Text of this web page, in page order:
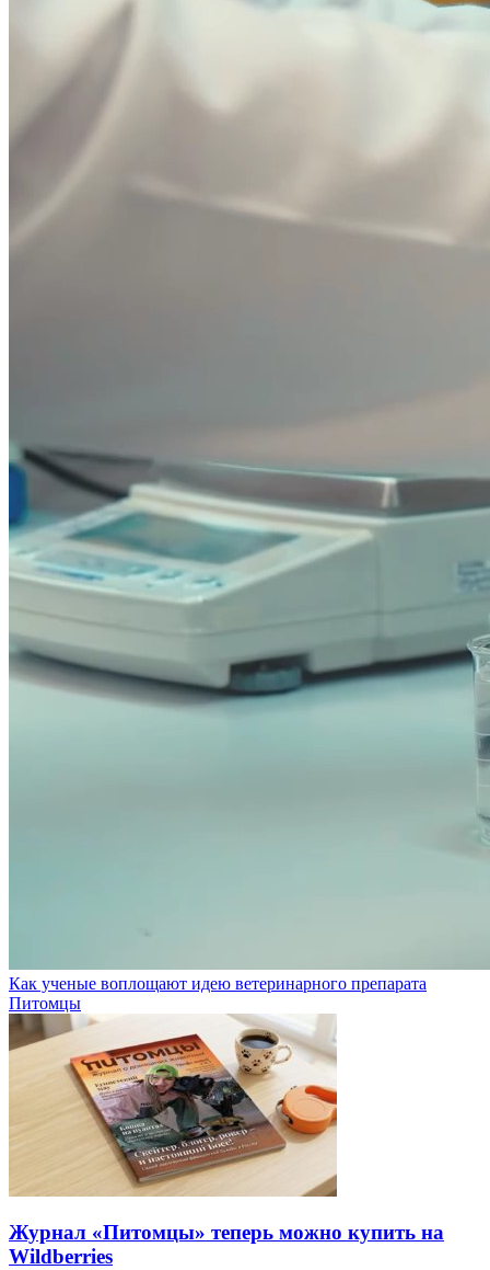
Как ученые воплощают идею ветеринарного препарата
Питомцы
Журнал «Питомцы» теперь можно купить на
Wildberries